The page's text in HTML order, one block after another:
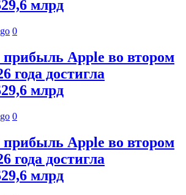
млрд
0
Apple во втором
года достигла
млрд
0
Apple во втором
года достигла
млрд